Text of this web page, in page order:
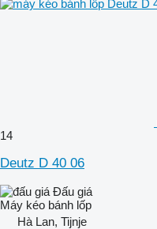
14
Deutz D 40 06
Đấu giá
Máy kéo bánh lốp
Hà Lan, Tijnje